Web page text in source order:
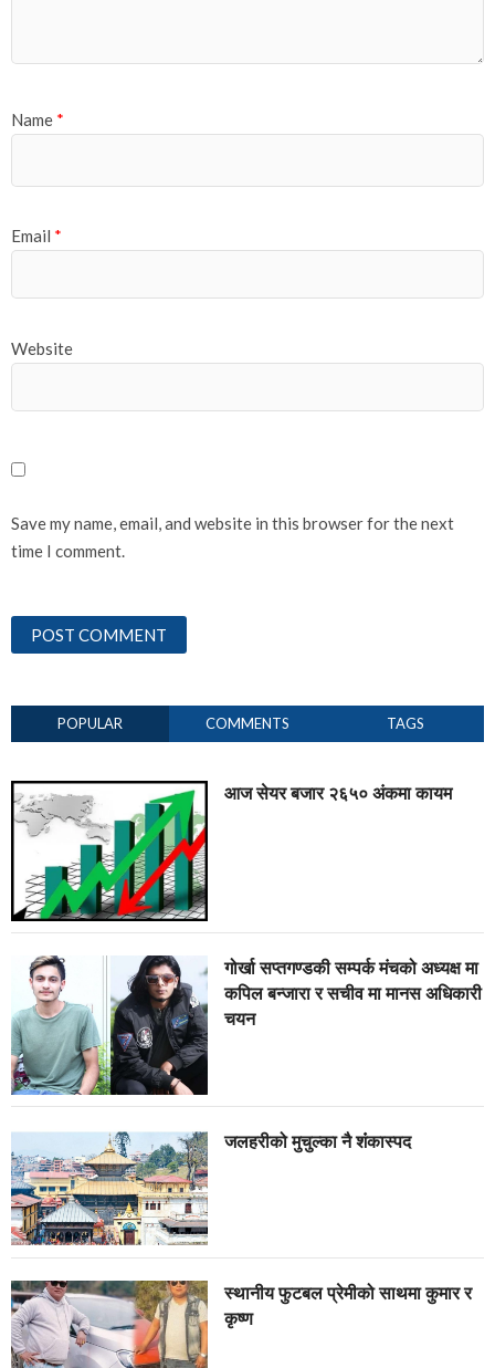
Name *
Email *
Website
Save my name, email, and website in this browser for the next
time I comment.
POPULAR COMMENTS TAGS
आज सेयर बजार २६५० अंकमा कायम
गोर्खा सप्तगण्डकी सम्पर्क मंचको अध्यक्ष मा
कपिल बन्जारा र सचीव मा मानस अधिकारी
चयन
जलहरीको मुचुल्का नै शंंकास्पद
स्थानीय फुटबल प्रेमीको साथमा कुमार र
कृष्ण